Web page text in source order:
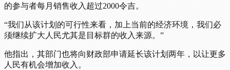
的参与者每月销售收入超过2000令吉。
“我们从该计划的可行性来看，加上当前的经济环境，我们必
须继续扩大人民尤其是目标群的收入来源。”
他指出，其部门也将向财政部申请延长该计划两年，以让更多
人民有机会增加收入。